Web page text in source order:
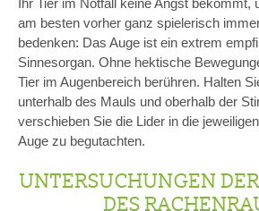
Ihr Tier im Notfall keine Angst bekommt,
am besten vorher ganz spielerisch
bedenken: Das Auge ist ein extrem
Sinnesorgan. Ohne hektische
Tier im Augenbereich berühren. Halten
unterhalb des Mauls und oberhalb der
verschieben Sie die Lider in die
Auge zu begutachten.
UNTERSUCHUNGEN
DES